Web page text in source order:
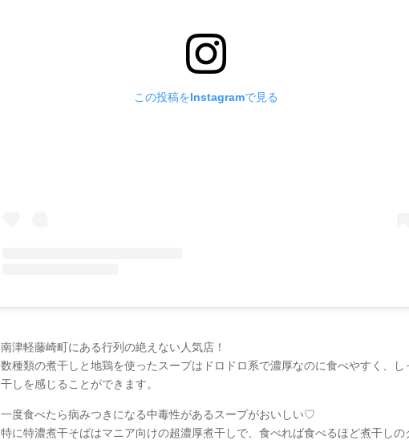
この投稿をInstagramで見る
南津軽藤崎町にある行列の絶えない人気店！
数種類の煮干しと地鶏を使ったスープはドロドロ系で濃厚なのに食べやすく、し
干しを感じることができます。
一度食べたら病みつきになる中毒性があるスープがおいしい♡
特に特濃煮干そばはマニア向けの超濃厚煮干しで、食べれば食べるほど煮干しの